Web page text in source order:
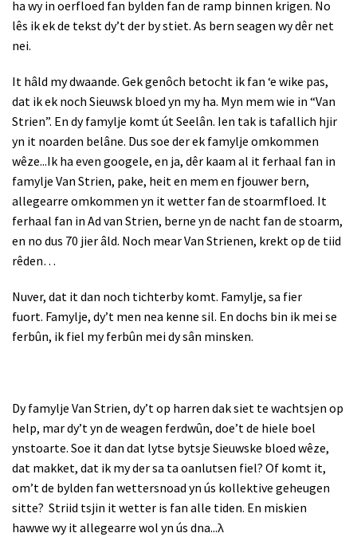
ha wy in oerfloed fan bylden fan de ramp binnen krigen. No
lês ik ek de tekst dy’t der by stiet. As bern seagen wy dêr net
nei.
It hâld my dwaande. Gek genôch betocht ik fan ‘e wike pas,
dat ik ek noch Sieuwsk bloed yn my ha. Myn mem wie in “Van
Strien”. En dy famylje komt út Seelân. Ien tak is tafallich hjir
yn it noarden belâne. Dus soe der ek famylje omkommen
wêze...Ik ha even googele, en ja, dêr kaam al it ferhaal fan in
famylje Van Strien, pake, heit en mem en fjouwer bern,
allegearre omkommen yn it wetter fan de stoarmfloed. It
ferhaal fan in Ad van Strien, berne yn de nacht fan de stoarm,
en no dus 70 jier âld. Noch mear Van Strienen, krekt op de tiid
rêden…
Nuver, dat it dan noch tichterby komt. Famylje, sa fier
fuort. Famylje, dy’t men nea kenne sil. En dochs bin ik mei se
ferbûn, ik fiel my ferbûn mei dy sân minsken.
Dy famylje Van Strien, dy’t op harren dak siet te wachtsjen op
help, mar dy’t yn de weagen ferdwûn, doe’t de hiele boel
ynstoarte. Soe it dan dat lytse bytsje Sieuwske bloed wêze,
dat makket, dat ik my der sa ta oanlutsen fiel? Of komt it,
om’t de bylden fan wettersnoad yn ús kollektive geheugen
sitte? Striid tsjin it wetter is fan alle tiden. En miskien
hawwe wy it allegearre wol yn ús dna...λ